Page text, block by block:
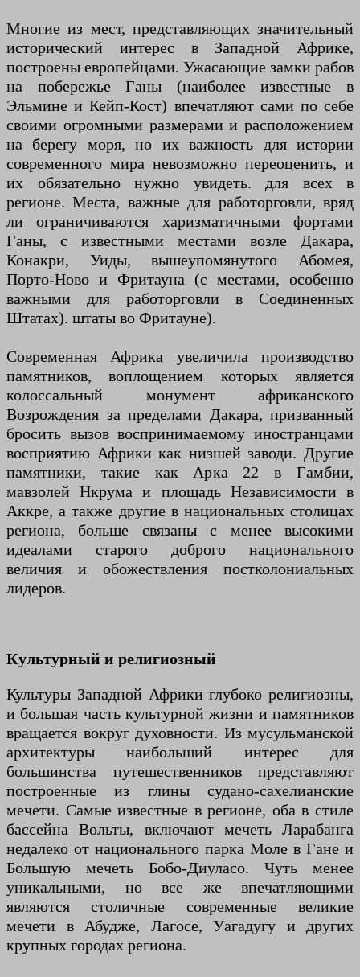
Многие из мест, представляющих значительный
исторический интерес в Западной Африке,
построены европейцами. Ужасающие замки рабов
на побережье Ганы (наиболее известные в
Эльмине и Кейп-Кост) впечатляют сами по себе
своими огромными размерами и расположением
на берегу моря, но их важность для истории
современного мира невозможно переоценить, и
их обязательно нужно увидеть. для всех в
регионе. Места, важные для работорговли, вряд
ли ограничиваются харизматичными фортами
Ганы, с известными местами возле Дакара,
Конакри, Уиды, вышеупомянутого Абомея,
Порто-Ново и Фритауна (с местами, особенно
важными для работорговли в Соединенных
Штатах). штаты во Фритауне).
Современная Африка увеличила производство
памятников, воплощением которых является
колоссальный монумент африканского
Возрождения за пределами Дакара, призванный
бросить вызов воспринимаемому иностранцами
восприятию Африки как низшей заводи. Другие
памятники, такие как Арка 22 в Гамбии,
мавзолей Нкрума и площадь Независимости в
Аккре, а также другие в национальных столицах
региона, больше связаны с менее высокими
идеалами старого доброго национального
величия и обожествления постколониальных
лидеров.
Культурный и религиозный
Культуры Западной Африки глубоко религиозны,
и большая часть культурной жизни и памятников
вращается вокруг духовности. Из мусульманской
архитектуры наибольший интерес для
большинства путешественников представляют
построенные из глины судано-сахелианские
мечети. Самые известные в регионе, оба в стиле
бассейна Вольты, включают мечеть Ларабанга
недалеко от национального парка Моле в Гане и
Большую мечеть Бобо-Диуласо. Чуть менее
уникальными, но все же впечатляющими
являются столичные современные великие
мечети в Абудже, Лагосе, Уагадугу и других
крупных городах региона.